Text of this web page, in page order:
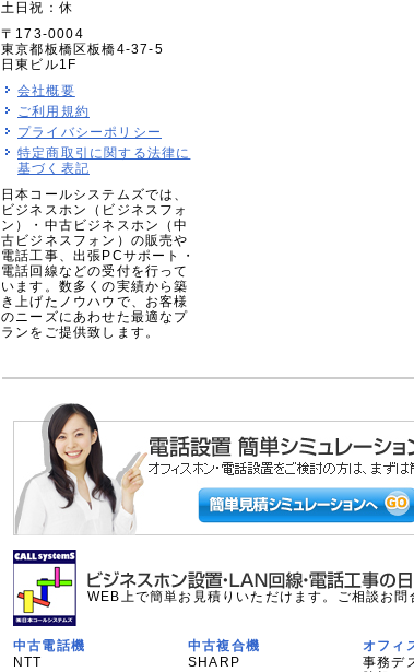
土日祝：休
〒173-0004
東京都板橋区板橋4-37-5
日東ビル1F
会社概要
ご利用規約
プライバシーポリシー
特定商取引に関する法律に
基づく表記
日本コールシステムズでは、
ビジネスホン（ビジネスフォ
ン）・中古ビジネスホン（中
古ビジネスフォン）の販売や
電話工事、出張PCサポート・
電話回線などの受付を行って
います。数多くの実績から築
き上げたノウハウで、お客様
のニーズにあわせた最適なプ
ランをご提供致します。
WEB上で簡単お見積りいただけます。ご相談お問
中古電話機
NTT
中古複合機
SHARP
オフィ
事務デ